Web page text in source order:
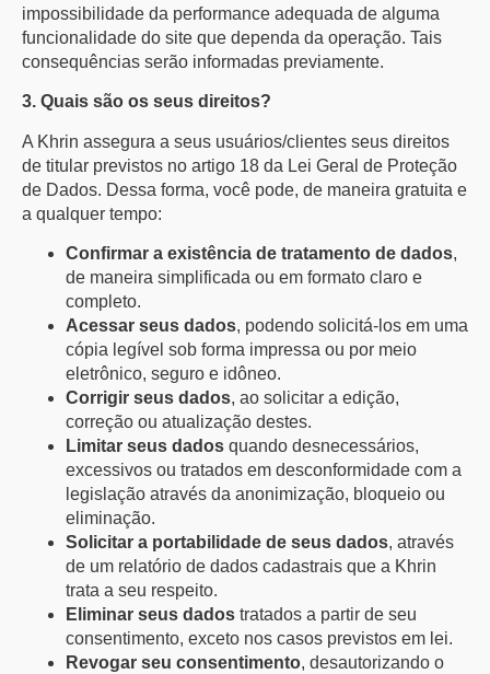
impossibilidade da performance adequada de alguma
funcionalidade do site que dependa da operação. Tais
consequências serão informadas previamente.
3. Quais são os seus direitos?
A Khrin assegura a seus usuários/clientes seus direitos
de titular previstos no artigo 18 da Lei Geral de Proteção
de Dados. Dessa forma, você pode, de maneira gratuita e
a qualquer tempo:
Confirmar a existência de tratamento de dados,
de maneira simplificada ou em formato claro e
completo.
Acessar seus dados, podendo solicitá-los em uma
cópia legível sob forma impressa ou por meio
eletrônico, seguro e idôneo.
Corrigir seus dados, ao solicitar a edição,
correção ou atualização destes.
Limitar seus dados quando desnecessários,
excessivos ou tratados em desconformidade com a
legislação através da anonimização, bloqueio ou
eliminação.
Solicitar a portabilidade de seus dados, através
de um relatório de dados cadastrais que a Khrin
trata a seu respeito.
Eliminar seus dados tratados a partir de seu
consentimento, exceto nos casos previstos em lei.
Revogar seu consentimento, desautorizando o